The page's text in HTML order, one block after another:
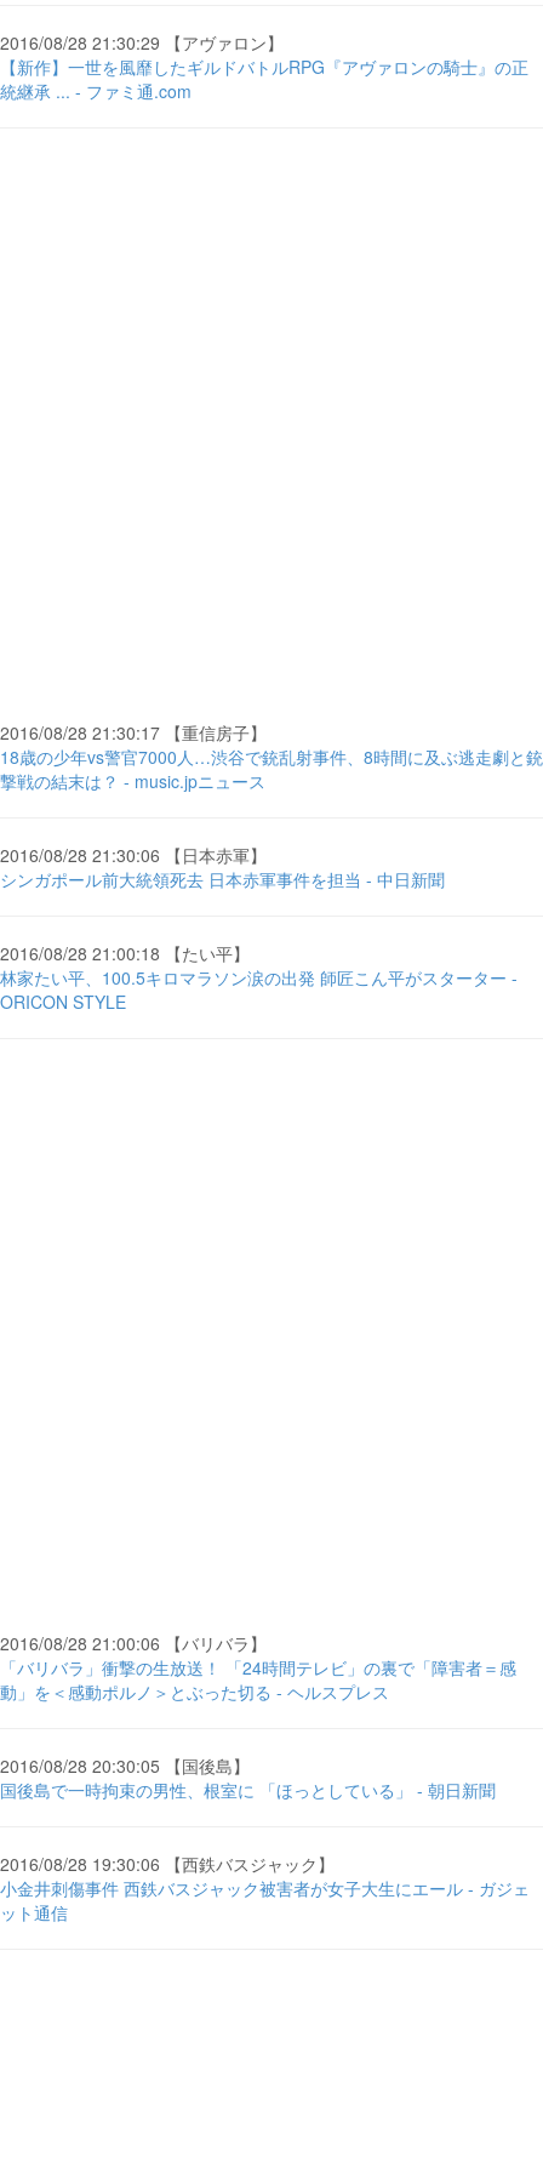
2016/08/28 21:30:29 【アヴァロン】
【新作】一世を風靡したギルドバトルRPG『アヴァロンの騎士』の正
統継承 ... - ファミ通.com
2016/08/28 21:30:17 【重信房子】
18歳の少年vs警官7000人…渋谷で銃乱射事件、8時間に及ぶ逃走劇と銃
撃戦の結末は？ - music.jpニュース
2016/08/28 21:30:06 【日本赤軍】
シンガポール前大統領死去 日本赤軍事件を担当 - 中日新聞
2016/08/28 21:00:18 【たい平】
林家たい平、100.5キロマラソン涙の出発 師匠こん平がスターター -
ORICON STYLE
2016/08/28 21:00:06 【バリバラ】
「バリバラ」衝撃の生放送！ 「24時間テレビ」の裏で「障害者＝感
動」を＜感動ポルノ＞とぶった切る - ヘルスプレス
2016/08/28 20:30:05 【国後島】
国後島で一時拘束の男性、根室に 「ほっとしている」 - 朝日新聞
2016/08/28 19:30:06 【西鉄バスジャック】
小金井刺傷事件 西鉄バスジャック被害者が女子大生にエール - ガジェ
ット通信